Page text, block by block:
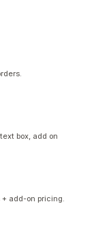
box, add on
add-on pricing.